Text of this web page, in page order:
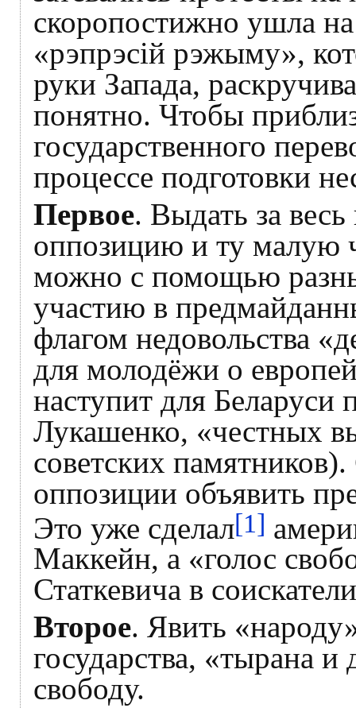
скоропостижно ушла
«рэпрэсій рэжыму»,
руки Запада,
понятно. Чтобы
государственного
процессе подготовки
Первое. Выдать за
оппозицию и ту малую
можно с помощью
участию в
флагом недовольства
для молодёжи о
наступит для Беларуси
Лукашенко, «честных
советских
оппозиции объявить
Это уже сделал[1]
Маккейн, а «голос
Статкевича в
Второе. Явить
государства, «тырана
свободу.